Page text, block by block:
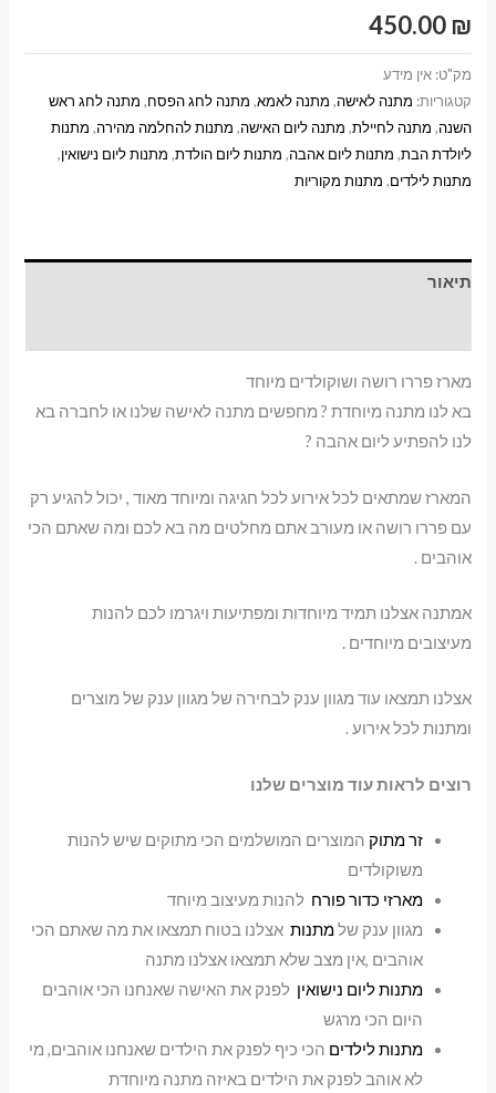
450.00 ₪
מק"ט:אין מידע
קטגוריות: מתנה לאישה, מתנה לאמא, מתנה לחג הפסח, מתנה לחג ראש
השנה, מתנה לחיילת, מתנה ליום האישה, מתנות להחלמה מהירה, מתנות
ליולדת הבת, מתנות ליום אהבה, מתנות ליום הולדת, מתנות ליום נישואין,
מתנות לילדים, מתנות מקוריות
תיאור
מארז פררו רושה ושוקולדים מיוחד
בא לנו מתנה מיוחדת ? מחפשים מתנה לאישה שלנו או לחברה בא
לנו להפתיע ליום אהבה ?
המארז שמתאים לכל אירוע לכל חגיגה ומיוחד מאוד , יכול להגיע רק
עם פררו רושה או מעורב אתם מחלטים מה בא לכם ומה שאתם הכי
אוהבים .
אמתנה אצלנו תמיד מיוחדות ומפתיעות ויגרמו לכם להנות
מעיצובים מיוחדים .
אצלנו תמצאו עוד מגוון ענק לבחירה של מגוון ענק של מוצרים
ומתנות לכל אירוע .
רוצים לראות עוד מוצרים שלנו
זר מתוק המוצרים המושלמים הכי מתוקים שיש להנות
משוקולדים
מארזי כדור פורח להנות מעיצוב מיוחד
מגוון ענק שלמתנות אצלנו בטוח תמצאו את מה שאתם הכי
אוהבים ,אין מצב שלא תמצאו אצלנו מתנה
מתנות ליום נישואין לפנק את האישה שאנחנו הכי אוהבים
היום הכי מרגש
מתנות לילדים הכי כיף לפנק את הילדים שאנחנו אוהבים, מי
לא אוהב לפנק את הילדים באיזה מתנה מיוחדת